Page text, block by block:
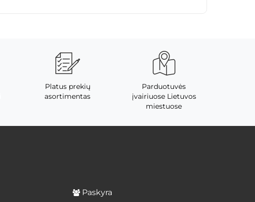
Platus prekių
asortimentas
Parduotuvės
įvairiuose Lietuvos
miestuose
Paskyra